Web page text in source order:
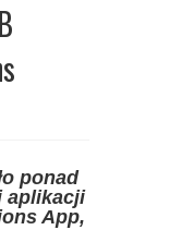
ponad
aplikacji
App,